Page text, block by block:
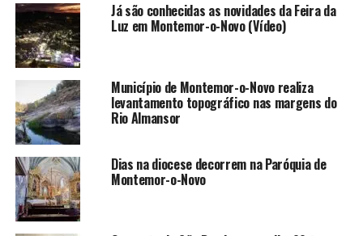
Já são conhecidas as novidades da Feira da
Luz em Montemor-o-Novo (Vídeo)
Município de Montemor-o-Novo realiza
levantamento topográfico nas margens do
Rio Almansor
Dias na diocese decorrem na Paróquia de
Montemor-o-Novo